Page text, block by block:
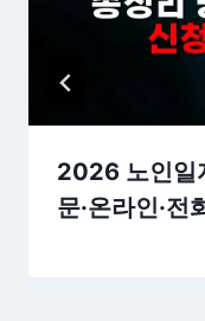
2026 노인일
문·온라인·전